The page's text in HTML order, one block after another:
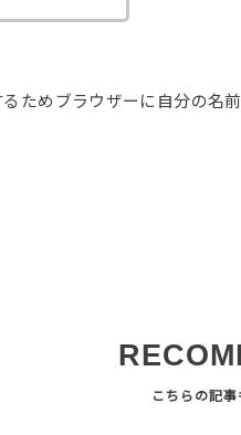
ためブラウザーに自分の名